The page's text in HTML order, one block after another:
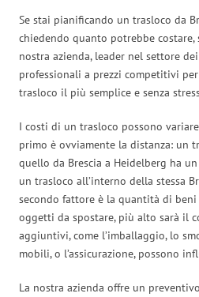
Se stai pianificando un trasloco da
chiedendo quanto potrebbe costare,
nostra azienda, leader nel settore
professionali a prezzi competitivi
trasloco il più semplice e senza
I costi di un trasloco possono
primo è ovviamente la distanza: un
quello da Brescia a Heidelberg ha
un trasloco all’interno della stessa
secondo fattore è la quantità di
oggetti da spostare, più alto sarà il
aggiuntivi, come l’imballaggio, lo
mobili, o l’assicurazione, possono
La nostra azienda offre un